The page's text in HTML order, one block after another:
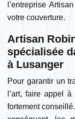
l’entreprise
votre couverture.
Artisan
spécialisée
à Lusanger
Pour garantir un
l’art, faire appel
fortement